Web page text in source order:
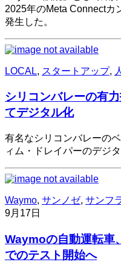
2025年のMeta Connectカ
発生した。
LOCAL, スタートアップ,
シリコンバレーの有
てデジタル化
有名なシリコンバレーの
ィム・ドレイパーのデジ
Waymo, サンノゼ, サンフ
9月17日
Waymoの自動運転車
でのテスト開始へ